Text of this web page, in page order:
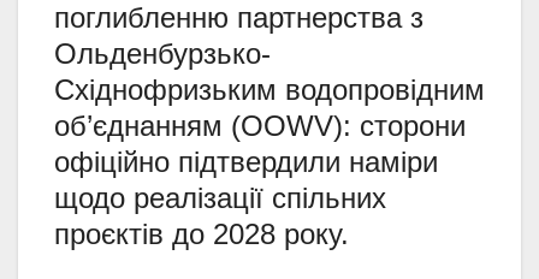
поглибленню партнерства з
Ольденбурзько-
Східнофризьким водопровідним
об’єднанням (OOWV): сторони
офіційно підтвердили наміри
щодо реалізації спільних
проєктів до 2028 року.